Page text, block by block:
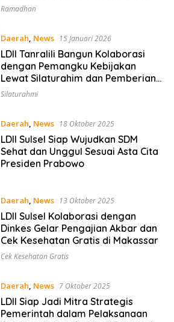
Ramadhan
Daerah, News 15 Januari 2026
LDII Tanralili Bangun Kolaborasi
dengan Pemangku Kebijakan
Lewat Silaturahim dan Pemberian
Majalah Nuansa Persada
Silaturahmi
Daerah, News 18 Oktober 2025
LDII Sulsel Siap Wujudkan SDM
Sehat dan Unggul Sesuai Asta Cita
Presiden Prabowo
Daerah, News 13 Oktober 2025
LDII Sulsel Kolaborasi dengan
Dinkes Gelar Pengajian Akbar dan
Cek Kesehatan Gratis di Makassar
Cek Kesehatan Gratis
Daerah, News 7 Oktober 2025
LDII Siap Jadi Mitra Strategis
Pemerintah dalam Pelaksanaan